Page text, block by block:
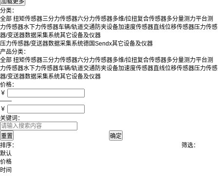
分类：
全部 扭矩传感器三分力传感器六分力传感器多维/拉扭复合传感器多分量测力平台测
力传感器水下力传感器车辆/轨道交通防夹设备加速度传感器直线位移传感器压力传感
器/变送器数据采集系统其它设备及仪器
压力传感器/变送器数据采集系统德国Sendx其它设备及仪器
产品分类：
全部 扭矩传感器三分力传感器六分力传感器多维/拉扭复合传感器多分量测力平台测
力传感器水下力传感器车辆/轨道交通防夹设备加速度传感器直线位移传感器压力传感
器/变送器数据采集系统其它设备及仪器
价格：
￥
——
￥
关键词：
排序：
默认
价格
时间
筛选：